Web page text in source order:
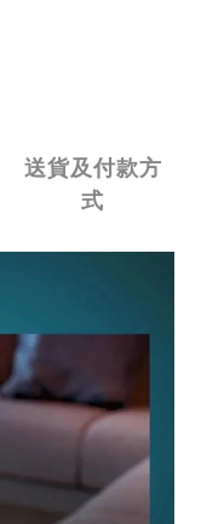
送貨及付款方
式